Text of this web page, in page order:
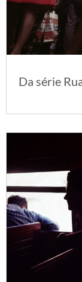
Da série